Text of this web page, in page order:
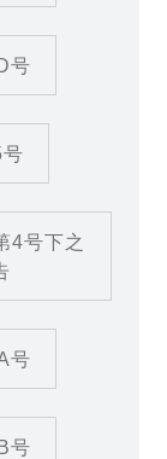
号
4号下之
号
号